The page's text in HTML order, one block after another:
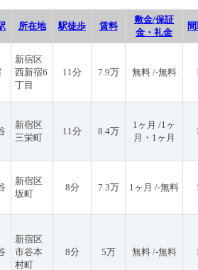
所在地 駅徒歩 賃料
敷金/保証
金・礼金
新宿区
西新宿6
丁目
11分 7.9万 無料 /-無料
新宿区
三栄町
11分 8.4万
1ヶ月 /1ヶ
月・1ヶ月
新宿区
坂町
8分 7.3万 1ヶ月 /-無料
新宿区
市谷本
村町
8分 5万 無料 /-無料